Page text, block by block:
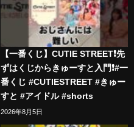
【一番くじ】CUTIE STREET❗️先
ずはくじからきゅーすと入門❗️#一
番くじ #CUTIESTREET #きゅー
すと #アイドル #shorts
2026年8月5日